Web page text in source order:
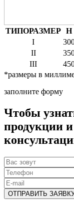
ТИПОРАЗМЕР H
I
II
III
*размеры в
заполните форму
Чтобы
продукции
ОТПРАВИТЬ